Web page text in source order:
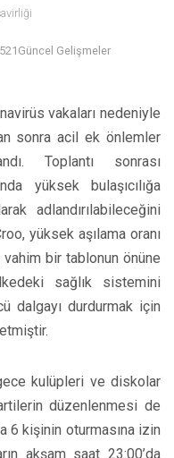
521 Güncel Gelişmeler
vakaları nedeniyle
sonra acil ek önlemler
Toplantı sonrası
yüksek bulaşıcılığa
adlandırılabileceğini
yüksek aşılama oranı
bir tablonun önüne
sağlık sistemini
dalgayı durdurmak için
kulüpleri ve diskolar
düzenlenmesi de
6 kişinin oturmasına izin
akşam saat 23:00’da